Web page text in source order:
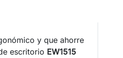
y que ahorre
escritorio EW1515